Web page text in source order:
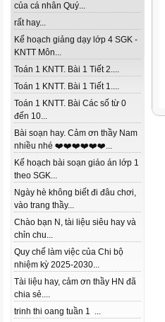
của cá nhân Quý...
rất hay...
Kế hoạch giảng dạy lớp 4 SGK -
KNTT Môn...
Toán 1 KNTT. Bài 1 Tiết 2....
Toán 1 KNTT. Bài 1 Tiết 1....
Toán 1 KNTT. Bài Các số từ 0
đến 10...
Bài soạn hay. Cảm ơn thầy Nam
nhiều nhé ❤️❤️❤️❤️❤️❤️...
Kế hoạch bài soạn giáo án lớp 1
theo SGK...
Ngày hè không biết đi đâu chơi,
vào trang thầy...
Chào bạn N, tài liệu siêu hay và
chỉn chu...
Quy chế làm việc của Chi bộ
nhiệm kỳ 2025-2030...
Tài liệu hay, cảm ơn thầy HN đã
chia sẻ....
trinh thi oang tuần 1 ...